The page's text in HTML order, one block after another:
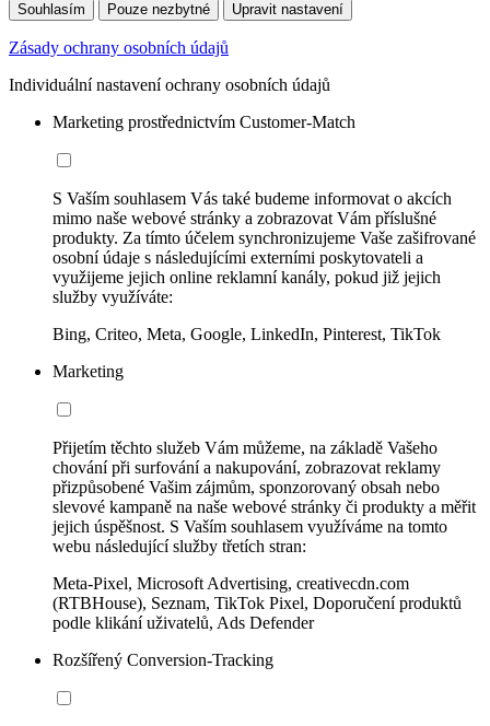
Souhlasím Pouze nezbytné Upravit nastavení
Zásady ochrany osobních údajů
Individuální nastavení ochrany osobních údajů
Marketing prostřednictvím Customer-Match
S Vaším souhlasem Vás také budeme informovat o akcích
mimo naše webové stránky a zobrazovat Vám příslušné
produkty. Za tímto účelem synchronizujeme Vaše zašifrované
osobní údaje s následujícími externími poskytovateli a
využijeme jejich online reklamní kanály, pokud již jejich
služby využíváte:
Bing, Criteo, Meta, Google, LinkedIn, Pinterest, TikTok
Marketing
Přijetím těchto služeb Vám můžeme, na základě Vašeho
chování při surfování a nakupování, zobrazovat reklamy
přizpůsobené Vašim zájmům, sponzorovaný obsah nebo
slevové kampaně na naše webové stránky či produkty a měřit
jejich úspěšnost. S Vaším souhlasem využíváme na tomto
webu následující služby třetích stran:
Meta-Pixel, Microsoft Advertising, creativecdn.com
(RTBHouse), Seznam, TikTok Pixel, Doporučení produktů
podle klikání uživatelů, Ads Defender
Rozšířený Conversion-Tracking